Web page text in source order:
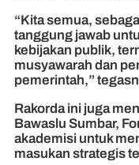
“Kita semua,
tanggung jawab
kebijakan publik,
musyawarah dan
pemerintah,”
Rakorda ini juga
Bawaslu Sumbar,
akademisi untuk
masukan strategis